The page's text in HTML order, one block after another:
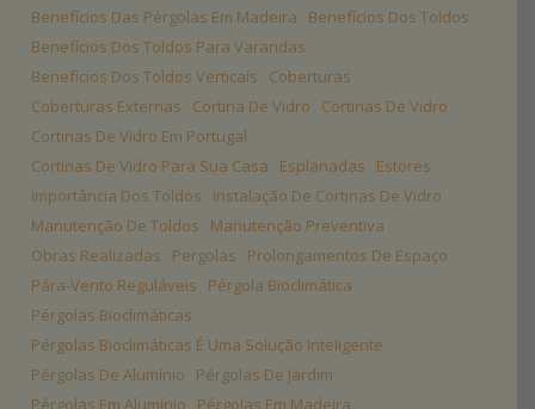
Benefícios Das Pérgolas Em Madeira
Benefícios Dos Toldos
Benefícios Dos Toldos Para Varandas
Benefícios Dos Toldos Verticais
Coberturas
Coberturas Externas
Cortina De Vidro
Cortinas De Vidro
Cortinas De Vidro Em Portugal
Cortinas De Vidro Para Sua Casa
Esplanadas
Estores
Importância Dos Toldos
Instalação De Cortinas De Vidro
Manutenção De Toldos
Manutenção Preventiva
Obras Realizadas
Pergolas
Prolongamentos De Espaço
Pára-Vento Reguláveis
Pérgola Bioclimática
Pérgolas Bioclimáticas
Pérgolas Bioclimáticas É Uma Solução Inteligente
Pérgolas De Alumínio
Pérgolas De Jardim